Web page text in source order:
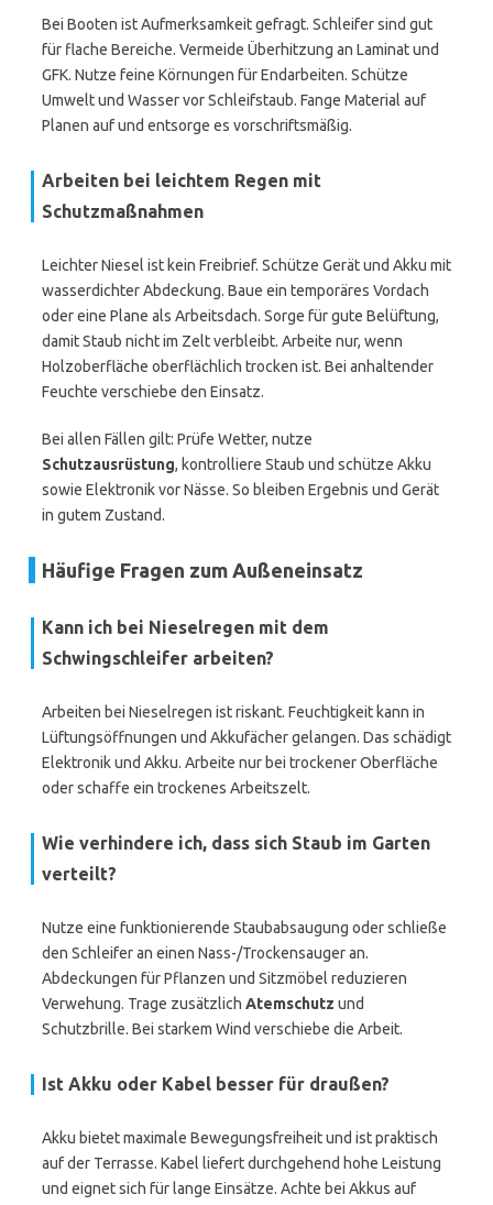
Bei Booten ist Aufmerksamkeit gefragt. Schleifer sind gut
für flache Bereiche. Vermeide Überhitzung an Laminat und
GFK. Nutze feine Körnungen für Endarbeiten. Schütze
Umwelt und Wasser vor Schleifstaub. Fange Material auf
Planen auf und entsorge es vorschriftsmäßig.
Arbeiten bei leichtem Regen mit
Schutzmaßnahmen
Leichter Niesel ist kein Freibrief. Schütze Gerät und Akku mit
wasserdichter Abdeckung. Baue ein temporäres Vordach
oder eine Plane als Arbeitsdach. Sorge für gute Belüftung,
damit Staub nicht im Zelt verbleibt. Arbeite nur, wenn
Holzoberfläche oberflächlich trocken ist. Bei anhaltender
Feuchte verschiebe den Einsatz.
Bei allen Fällen gilt: Prüfe Wetter, nutze
Schutzausrüstung, kontrolliere Staub und schütze Akku
sowie Elektronik vor Nässe. So bleiben Ergebnis und Gerät
in gutem Zustand.
Häufige Fragen zum Außeneinsatz
Kann ich bei Nieselregen mit dem
Schwingschleifer arbeiten?
Arbeiten bei Nieselregen ist riskant. Feuchtigkeit kann in
Lüftungsöffnungen und Akkufächer gelangen. Das schädigt
Elektronik und Akku. Arbeite nur bei trockener Oberfläche
oder schaffe ein trockenes Arbeitszelt.
Wie verhindere ich, dass sich Staub im Garten
verteilt?
Nutze eine funktionierende Staubabsaugung oder schließe
den Schleifer an einen Nass-/Trockensauger an.
Abdeckungen für Pflanzen und Sitzmöbel reduzieren
Verwehung. Trage zusätzlich Atemschutz und
Schutzbrille. Bei starkem Wind verschiebe die Arbeit.
Ist Akku oder Kabel besser für draußen?
Akku bietet maximale Bewegungsfreiheit und ist praktisch
auf der Terrasse. Kabel liefert durchgehend hohe Leistung
und eignet sich für lange Einsätze. Achte bei Akkus auf